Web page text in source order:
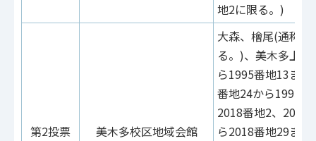
地2に限る。)
第2投票
美木多校区地域会館
大森、檜尾(通称
る。)、美木多上
ら1995番地13ま
番地24から1995
2018番地2、2018
ら2018番地29ま